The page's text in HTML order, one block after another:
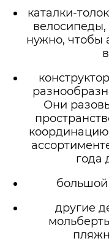
каталки-
нужно, чтобы
Они
года
большой
другие